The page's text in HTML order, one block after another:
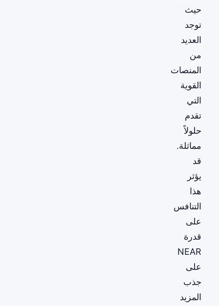
حيث
توجد
العديد
من
المنصات
القوية
التي
تقدم
حلولاً
مماثلة.
قد
يؤثر
هذا
التنافس
على
قدرة
NEAR
على
جذب
المزيد